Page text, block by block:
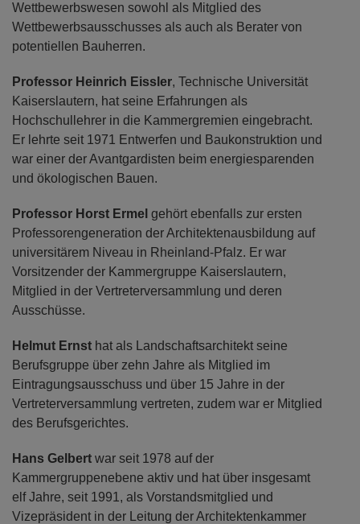
Wettbewerbswesen sowohl als Mitglied des
Wettbewerbsausschusses als auch als Berater von
potentiellen Bauherren.
Professor Heinrich Eissler, Technische Universität
Kaiserslautern, hat seine Erfahrungen als
Hochschullehrer in die Kammergremien eingebracht.
Er lehrte seit 1971 Entwerfen und Baukonstruktion und
war einer der Avantgardisten beim energiesparenden
und ökologischen Bauen.
Professor Horst Ermel gehört ebenfalls zur ersten
Professorengeneration der Architektenausbildung auf
universitärem Niveau in Rheinland-Pfalz. Er war
Vorsitzender der Kammergruppe Kaiserslautern,
Mitglied in der Vertreterversammlung und deren
Ausschüsse.
Helmut Ernst hat als Landschaftsarchitekt seine
Berufsgruppe über zehn Jahre als Mitglied im
Eintragungsausschuss und über 15 Jahre in der
Vertreterversammlung vertreten, zudem war er Mitglied
des Berufsgerichtes.
Hans Gelbert war seit 1978 auf der
Kammergruppenebene aktiv und hat über insgesamt
elf Jahre, seit 1991, als Vorstandsmitglied und
Vizepräsident in der Leitung der Architektenkammer